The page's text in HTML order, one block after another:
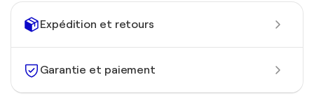
Expédition et retours
Garantie et paiement